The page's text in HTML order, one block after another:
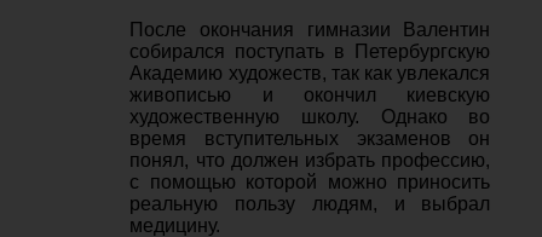
После окончания гимназии Валентин
собирался поступать в Петербургскую
Академию художеств, так как увлекался
живописью и окончил киевскую
художественную школу. Однако во
время вступительных экзаменов он
понял, что должен избрать профессию,
с помощью которой можно приносить
реальную пользу людям, и выбрал
медицину.